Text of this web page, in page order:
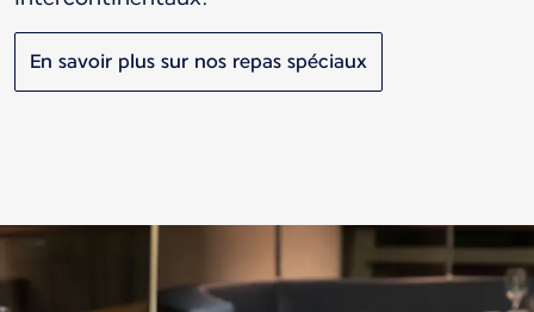
En savoir plus sur nos repas spéciaux